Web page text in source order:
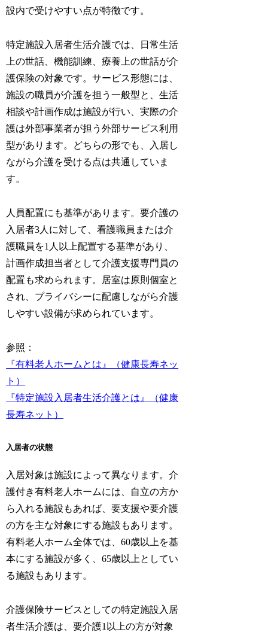
設内で受けやすい点が特徴です。
特定施設入居者生活介護では、日常生活
上の世話、機能訓練、療養上の世話が介
護保険の対象です。サービス形態には、
施設の職員が介護を担う一般型と、生活
相談や計画作成は施設が行い、実際の介
護は外部事業者が担う外部サービス利用
型があります。どちらの形でも、入居し
ながら介護を受ける点は共通していま
す。
人員配置にも基準があります。要介護の
入居者3人に対して、看護職員または介
護職員を1人以上配置する基準があり、
計画作成担当者として介護支援専門員の
配置も求められます。居室は原則個室と
され、プライバシーに配慮しながら介護
しやすい設備が求められています。
参照：
『有料老人ホームとは』（健康長寿ネッ
ト）
『特定施設入居者生活介護とは』（健康
長寿ネット）
入居者の状態
入居対象は施設によって異なります。介
護付き有料老人ホームには、自立の方か
ら入れる施設もあれば、要支援や要介護
の方を主な対象にする施設もあります。
有料老人ホーム全体では、60歳以上を基
本にする施設が多く、65歳以上としてい
る施設もあります。
介護保険サービスとしての特定施設入居
者生活介護は、要介護1以上の方が対象